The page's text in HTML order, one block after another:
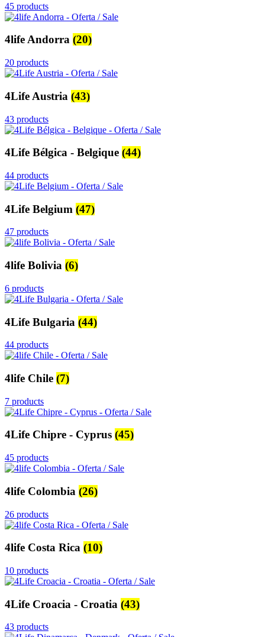
45 products
4life Andorra (20)
20 products
4Life Austria (43)
43 products
4Life Bélgica - Belgique (44)
44 products
4Life Belgium (47)
47 products
4life Bolivia (6)
6 products
4Life Bulgaria (44)
44 products
4life Chile (7)
7 products
4Life Chipre - Cyprus (45)
45 products
4life Colombia (26)
26 products
4life Costa Rica (10)
10 products
4Life Croacia - Croatia (43)
43 products